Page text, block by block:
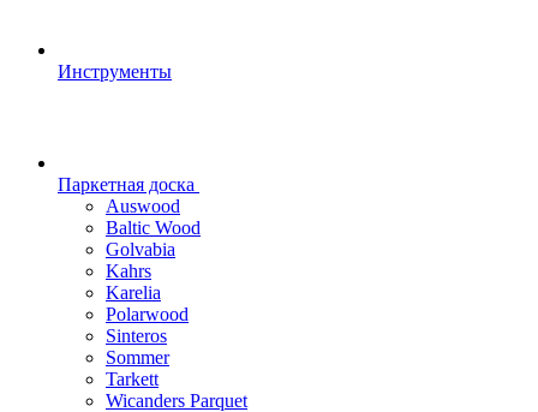
Инструменты
Паркетная доска
Auswood
Baltic Wood
Golvabia
Kahrs
Karelia
Polarwood
Sinteros
Sommer
Tarkett
Wicanders Parquet